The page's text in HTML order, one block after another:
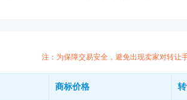
注：为保障交易安全，避免出现卖家对转让
商标价格